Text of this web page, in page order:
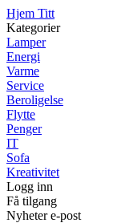
Hjem Titt
Kategorier
Lamper
Energi
Varme
Service
Beroligelse
Flytte
Penger
IT
Sofa
Kreativitet
Logg inn
Få tilgang
Nyheter e-post